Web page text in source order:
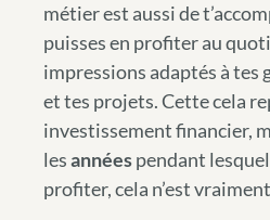
métier est aussi de
puisses en profiter au
impressions adaptés à
et tes projets. Cette cela
investissement financier,
lesannéespendant
profiter, cela n’est